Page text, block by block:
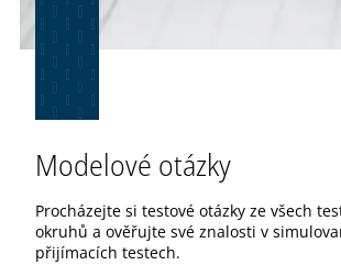
Modelové otázky
Procházejte si testové otázky ze všech
okruhů a ověřujte své znalosti v
přijímacích testech.